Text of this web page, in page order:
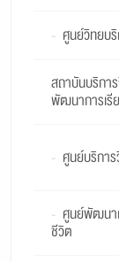
- ศูนย์วิทยบ
สถาบันบริกา
พัฒนาการเ
- ศูนย์บริกา
- ศูนย์พัฒนา
ชีวิต